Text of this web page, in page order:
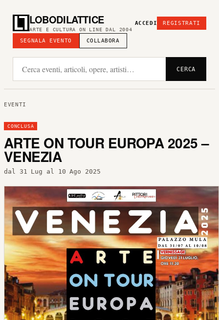
LOBODILATTICE
ARTE E CULTURA ON LINE DAL 2004
SEGNALA EVENTO COLLABORA
ACCEDI REGISTRATI
CERCA
EVENTI
CONCLUSA
ARTE ON TOUR EUROPA 2025 –
VENEZIA
dal 31 Lug al 10 Ago 2025